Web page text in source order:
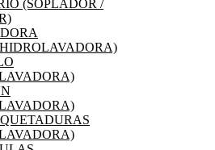
(SOPLADOR /